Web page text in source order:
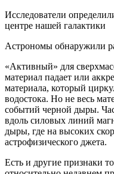
Исследователи
центре нашей галактики
Астрономы обнаружили
«Активный» для
материал падает или
материала, который
водостока. Но не весь
событий черной дыры.
вдоль силовых линий
дыры, где на высоких
астрофизического джета.
Есть и другие признаки